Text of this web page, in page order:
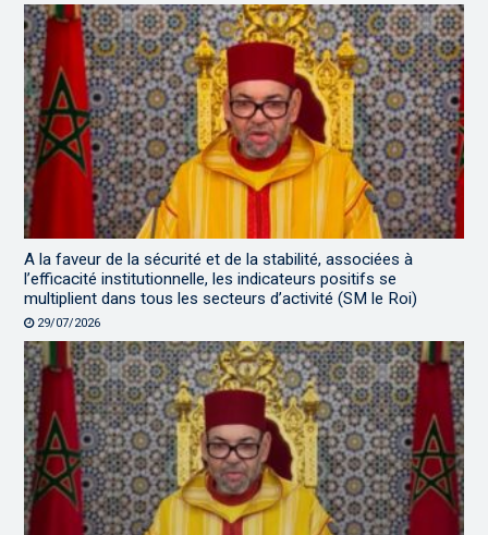
A la faveur de la sécurité et de la stabilité, associées à
l’efficacité institutionnelle, les indicateurs positifs se
multiplient dans tous les secteurs d’activité (SM le Roi)
29/07/2026